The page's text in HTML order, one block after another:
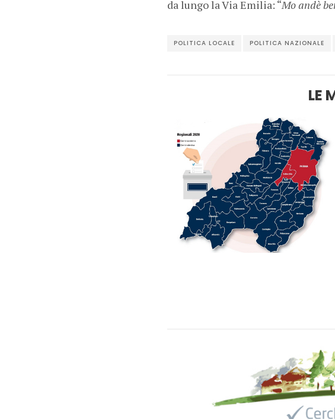
da lungo la Via Emilia: “Mo andè
POLITICA LOCALE POLITICA NAZIONALE
LE